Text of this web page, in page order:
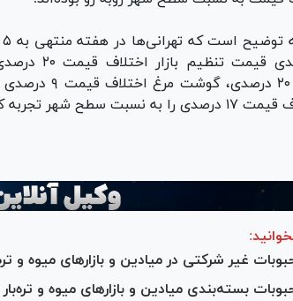
گوشت
شهر تجربه کرده‌اند.
غیر شرکتی در میادین و بازار‌های میوه و
بسته‌بندی میادین و بازار‌های میوه و